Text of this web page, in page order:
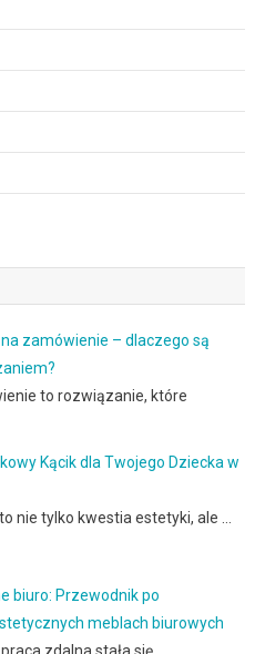
zamówienie – dlaczego są
to rozwiązanie, które
Kącik dla Twojego Dziecka w
nie tylko kwestia estetyki, ale …
biuro: Przewodnik po
meblach biurowych
zdalna stała się